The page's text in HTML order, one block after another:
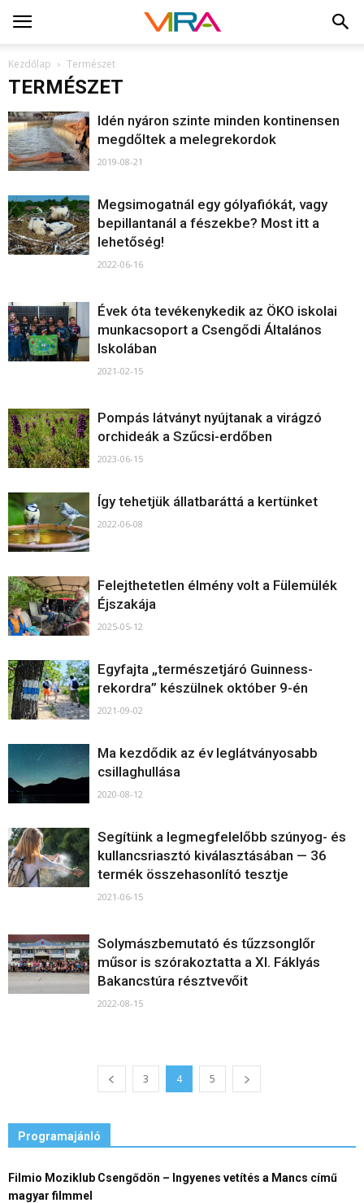
Kezdőlap Természet
TERMÉSZET
Idén nyáron szinte minden kontinensen
megdőltek a melegrekordok
2019-08-21
Megsimogatnál egy gólyafiókát, vagy
bepillantanál a fészekbe? Most itt a
lehetőség!
2022-06-16
Évek óta tevékenykedik az ÖKO iskolai
munkacsoport a Csengődi Általános
Iskolában
2021-02-15
Pompás látványt nyújtanak a virágzó
orchideák a Szűcsi-erdőben
2023-06-15
Így tehetjük állatbaráttá a kertünket
2022-06-08
Felejthetetlen élmény volt a Fülemülék
Éjszakája
2025-05-12
Egyfajta „természetjáró Guinness-
rekordra” készülnek október 9-én
2021-09-02
Ma kezdődik az év leglátványosabb
csillaghullása
2020-08-12
Segítünk a legmegfelelőbb szúnyog- és
kullancsriasztó kiválasztásában — 36
termék összehasonlító tesztje
2021-06-15
Solymászbemutató és tűzzsonglőr
műsor is szórakoztatta a XI. Fáklyás
Bakancstúra résztvevőit
2022-08-15
3 4 5
Programajánló
Filmio Moziklub Csengődön – Ingyenes vetítés a Mancs című
magyar filmmel